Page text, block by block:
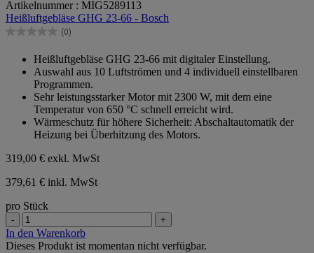
von
5
Sternen.
Artikelnummer : MIG5289113
Heißluftgebläse GHG 23-66 - Bosch
(0)
0.0
Sternen.
Heißluftgebläse GHG 23-66 mit digitaler Einstellung.
Auswahl aus 10 Luftströmen und 4 individuell einstellbaren
Programmen.
Sehr leistungsstarker Motor mit 2300 W, mit dem eine
Temperatur von 650 °C schnell erreicht wird.
Wärmeschutz für höhere Sicherheit: Abschaltautomatik der
Heizung bei Überhitzung des Motors.
319,00 € exkl. MwSt
379,61 € inkl. MwSt
pro Stück
- +
In den Warenkorb
Dieses Produkt ist momentan nicht verfügbar.